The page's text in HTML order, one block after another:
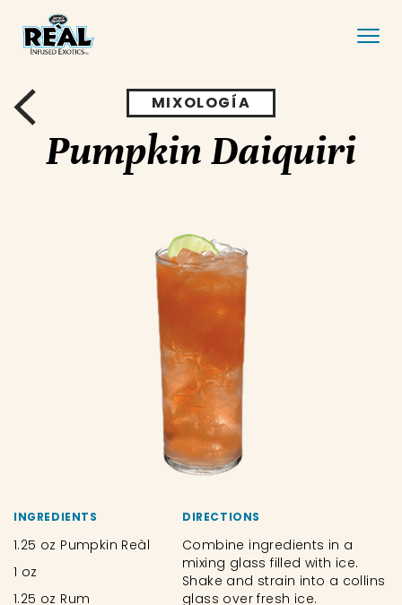
MIXOLOGÍA
Pumpkin Daiquiri
INGREDIENTS
1.25 oz Pumpkin Reàl
1 oz
1.25 oz Rum
DIRECTIONS
Combine ingredients in a
mixing glass filled with ice.
Shake and strain into a collins
glass over fresh ice.